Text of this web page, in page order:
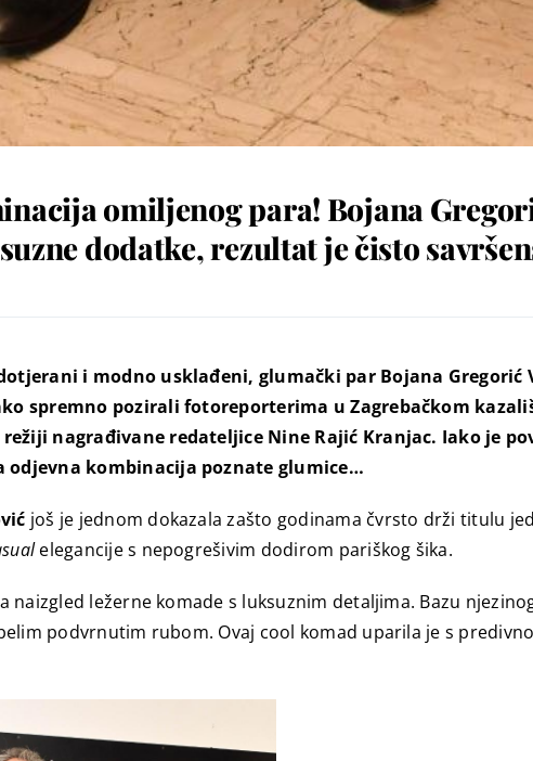
omiljenog para! Bojana
dodatke, rezultat je čisto
i modno usklađeni, glumački par Bojana Gregorić
spremno pozirali fotoreporterima u Zagrebačkom
u režiji nagrađivane redateljice Nine Rajić Kranjac. Iako
kombinacija poznate glumice…
još je jednom dokazala zašto godinama čvrsto drži titulu
elegancije s nepogrešivim dodirom pariškog šika.
naizgled ležerne komade s luksuznim detaljima. Bazu
podvrnutim rubom. Ovaj cool komad uparila je s